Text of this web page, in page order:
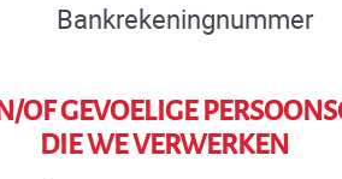
Bankrekeningnummer
OF GEVOELIGE
DIE WE VERWERKEN